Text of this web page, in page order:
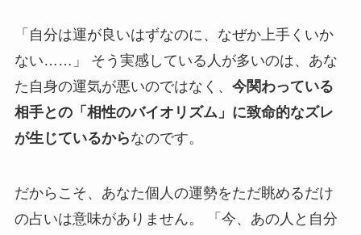
「自分は運が良いはずなのに、なぜか上手くいか
ない……」 そう実感している人が多いのは、あな
た自身の運気が悪いのではなく、 今関わっている
相手との「相性のバイオリズム」に致命的なズレ
が生じているからなのです。
だからこそ、あなた個人の運勢をただ眺めるだけ
の占いは意味がありません。 「今、あの人と自分